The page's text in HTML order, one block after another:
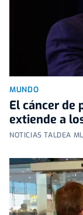
MUNDO
El cáncer de
extiende a
NOTICIAS TALDEA